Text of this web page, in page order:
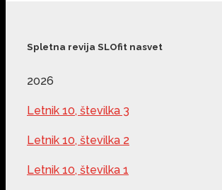
Spletna revija SLOfit nasvet
2026
Letnik 10, številka 3
Letnik 10, številka 2
Letnik 10, številka 1